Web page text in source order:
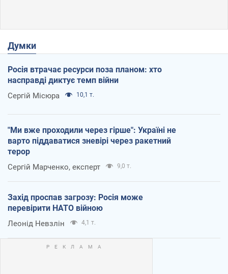
Думки
Росія втрачає ресурси поза планом: хто
насправді диктує темп війни
Сергій Місюра 10,1 т.
"Ми вже проходили через гірше": Україні не
варто піддаватися зневірі через ракетний
терор
Сергій Марченко, експерт 9,0 т.
Захід проспав загрозу: Росія може
перевірити НАТО війною
Леонід Невзлін 4,1 т.